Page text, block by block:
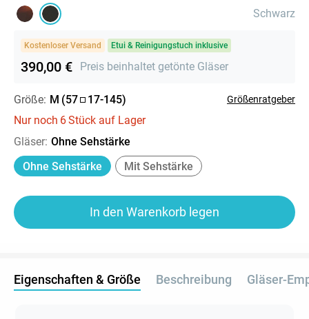
Schwarz
Kostenloser Versand Etui & Reinigungstuch inklusive
390,00 € Preis beinhaltet getönte Gläser
Größe: M (57 17-145) Größenratgeber
Nur noch 6Stück auf Lager
Gläser: Ohne Sehstärke
Ohne Sehstärke
Mit Sehstärke
In den Warenkorb legen
Eigenschaften & Größe Beschreibung Gläser-